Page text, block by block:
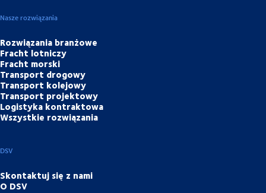
Nasze rozwiązania
Rozwiązania branżowe
Fracht lotniczy
Fracht morski
Transport drogowy
Transport kolejowy
Transport projektowy
Logistyka kontraktowa
Wszystkie rozwiązania
DSV
Skontaktuj się z nami
O DSV